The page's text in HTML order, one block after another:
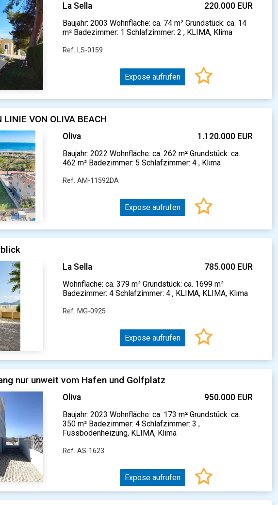
La Sella 220.000 EUR
Baujahr: 2003 Wohnfläche: ca. 74 m² Grundstück: ca. 14
m² Badezimmer: 1 Schlafzimmer: 2 , KLIMA, Klima
Ref. LS-0159
Expose aufrufen
VON OLIVA BEACH
Oliva 1.120.000 EUR
Baujahr: 2022 Wohnfläche: ca. 262 m² Grundstück: ca.
462 m² Badezimmer: 5 Schlafzimmer: 4 , Klima
Ref. AM-11592DA
Expose aufrufen
La Sella 785.000 EUR
Wohnfläche: ca. 379 m² Grundstück: ca. 1699 m²
Badezimmer: 4 Schlafzimmer: 4 , KLIMA, KLIMA, Klima
Ref. MG-0925
Expose aufrufen
nur unweit vom Hafen und Golfplatz
Oliva 950.000 EUR
Baujahr: 2023 Wohnfläche: ca. 173 m² Grundstück: ca.
350 m² Badezimmer: 4 Schlafzimmer: 3 ,
Fussbodenheizung, KLIMA, Klima
Ref. AS-1623
Expose aufrufen